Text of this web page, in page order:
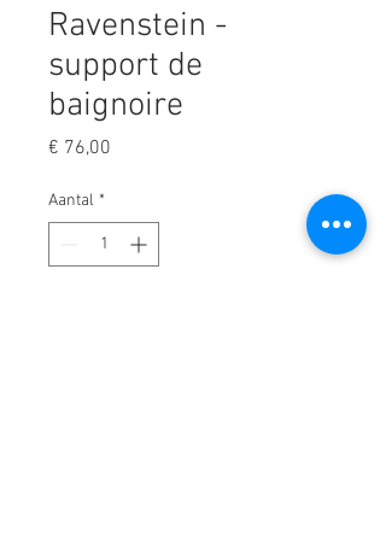
Ravenstein -
support de
baignoire
€ 76,00
Aantal *